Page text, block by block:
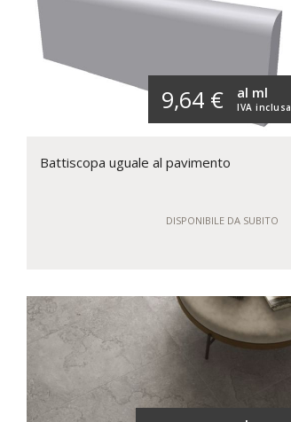
9,64 € IVA inclusa
al ml
Battiscopa uguale al pavimento
DISPONIBILE DA SUBITO